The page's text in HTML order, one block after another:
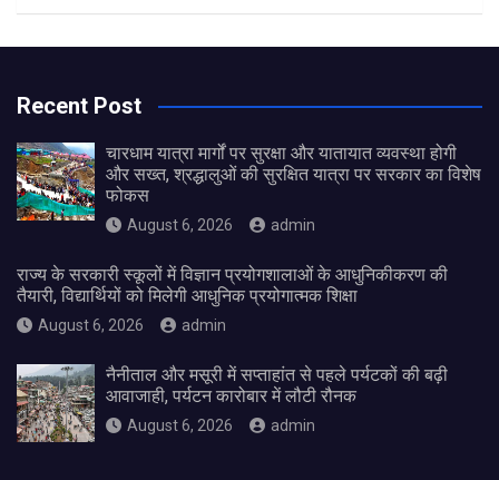
Recent Post
चारधाम यात्रा मार्गों पर सुरक्षा और यातायात व्यवस्था होगी
और सख्त, श्रद्धालुओं की सुरक्षित यात्रा पर सरकार का विशेष
फोकस
August 6, 2026 admin
राज्य के सरकारी स्कूलों में विज्ञान प्रयोगशालाओं के आधुनिकीकरण की
तैयारी, विद्यार्थियों को मिलेगी आधुनिक प्रयोगात्मक शिक्षा
August 6, 2026 admin
नैनीताल और मसूरी में सप्ताहांत से पहले पर्यटकों की बढ़ी
आवाजाही, पर्यटन कारोबार में लौटी रौनक
August 6, 2026 admin